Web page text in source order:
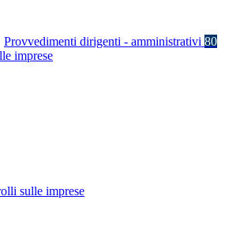
Provvedimenti dirigenti - amministrativi 80
imprese
sulle imprese